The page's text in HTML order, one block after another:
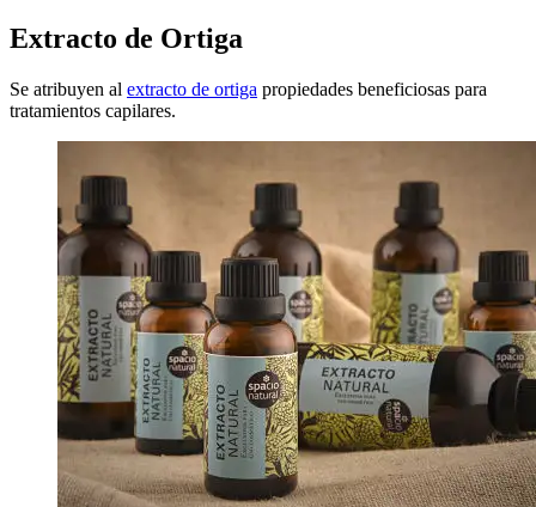
Extracto de Ortiga
Se atribuyen al extracto de ortiga propiedades beneficiosas para
tratamientos capilares.